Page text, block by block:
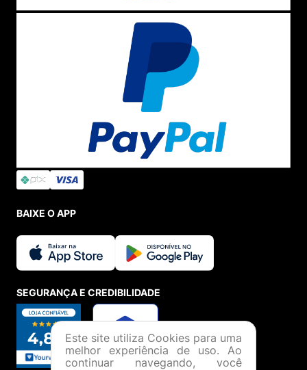
BAIXE O APP
SEGURANÇA E CREDIBILIDADE
Este site utiliza Cookies para uma
melhor experiência de uso. Ao
continuar navegando, você